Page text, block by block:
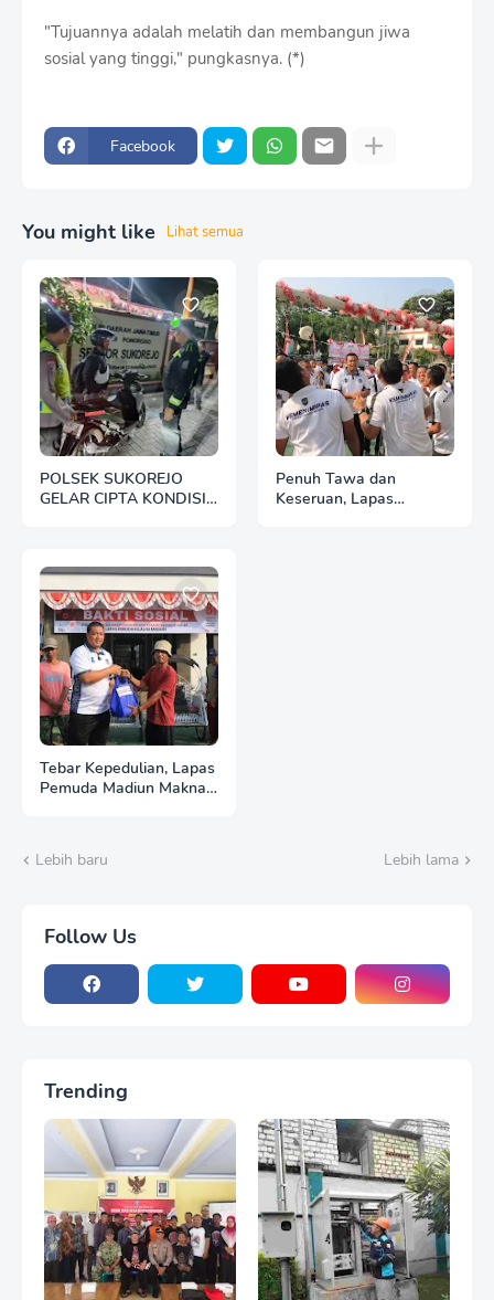
"Tujuannya adalah melatih dan membangun jiwa
sosial yang tinggi," pungkasnya. (*)
Facebook
You might like Lihat semua
POLSEK SUKOREJO
GELAR CIPTA KONDISI
Penuh Tawa dan
Keseruan, Lapas
Tebar Kepedulian, Lapas
Pemuda Madiun Maknai
Lebih baru Lebih lama
Follow Us
Trending